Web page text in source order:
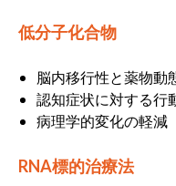
低分子化合物
脳内移行性と薬物動
認知症状に対する行
病理学的変化の軽減
RNA標的治療法